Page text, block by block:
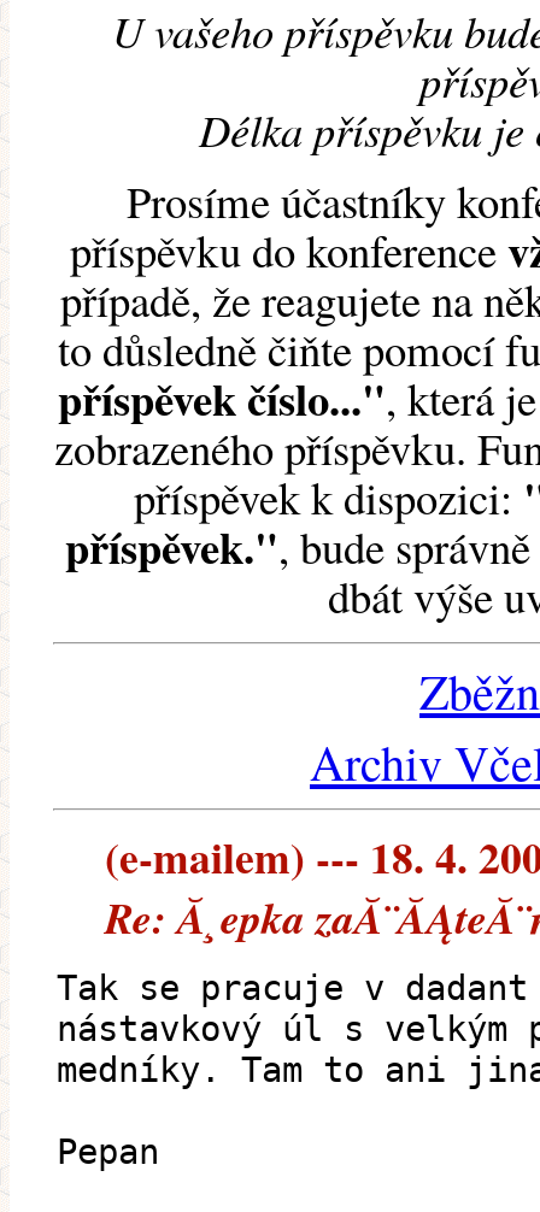
U vašeho příspěvku
Délka příspěvku je
Prosíme účastníky
příspěvku do konference
případě, že reagujete na
to důsledně čiňte pomocí
příspěvek číslo...", která
zobrazeného příspěvku.
příspěvek k dispozici:
příspěvek.", bude
dbát výše
Archiv
(e-mailem) --- 18. 4.
Re: Ă¸epka
Tak se pracuje v
nástavkový úl s velkým
medníky. Tam to ani
Pepan